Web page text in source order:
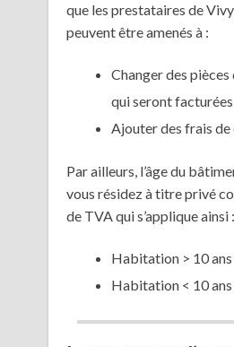
que les prestataires de
peuvent être amenés à :
Changer des
qui seront facturées
Ajouter des frais
Par ailleurs, l’âge du
vous résidez à titre privé
de TVA qui s’applique ainsi :
Habitation > 10 ans
Habitation < 10 ans